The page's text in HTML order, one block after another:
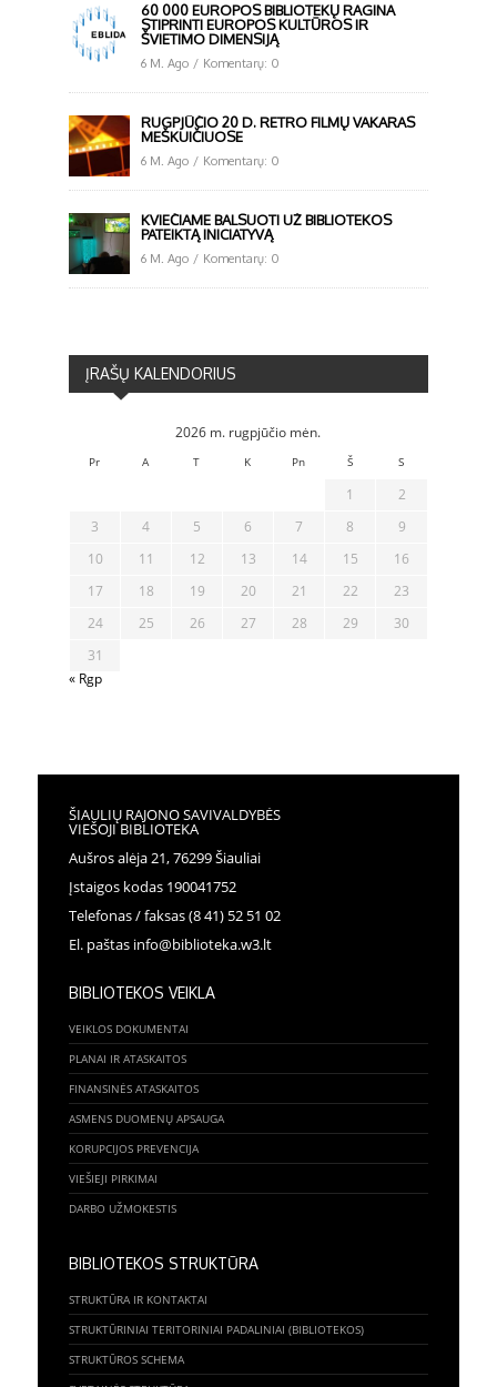
60 000 EUROPOS BIBLIOTEKŲ RAGINA
STIPRINTI EUROPOS KULTŪROS IR
ŠVIETIMO DIMENSIJĄ
6 M. Ago / Komentarų: 0
RUGPJŪČIO 20 D. RETRO FILMŲ VAKARAS
MEŠKUIČIUOSE
6 M. Ago / Komentarų: 0
KVIEČIAME BALSUOTI UŽ BIBLIOTEKOS
PATEIKTĄ INICIATYVĄ
6 M. Ago / Komentarų: 0
ĮRAŠŲ KALENDORIUS
2026 m. rugpjūčio mėn.
Pr A T K Pn Š S
1
2
3
4 5 6 7 8
9
10
11 12 13 14 15
16
17
18 19 20 21 22
23
24
25 26 27 28 29
30
31
« Rgp
ŠIAULIŲ RAJONO SAVIVALDYBĖS
VIEŠOJI BIBLIOTEKA
Aušros alėja 21, 76299 Šiauliai
Įstaigos kodas 190041752
Telefonas / faksas (8 41) 52 51 02
El. paštas info@biblioteka.w3.lt
BIBLIOTEKOS VEIKLA
VEIKLOS DOKUMENTAI
PLANAI IR ATASKAITOS
FINANSINĖS ATASKAITOS
ASMENS DUOMENŲ APSAUGA
KORUPCIJOS PREVENCIJA
VIEŠIEJI PIRKIMAI
DARBO UŽMOKESTIS
BIBLIOTEKOS STRUKTŪRA
STRUKTŪRA IR KONTAKTAI
STRUKTŪRINIAI TERITORINIAI PADALINIAI (BIBLIOTEKOS)
STRUKTŪROS SCHEMA